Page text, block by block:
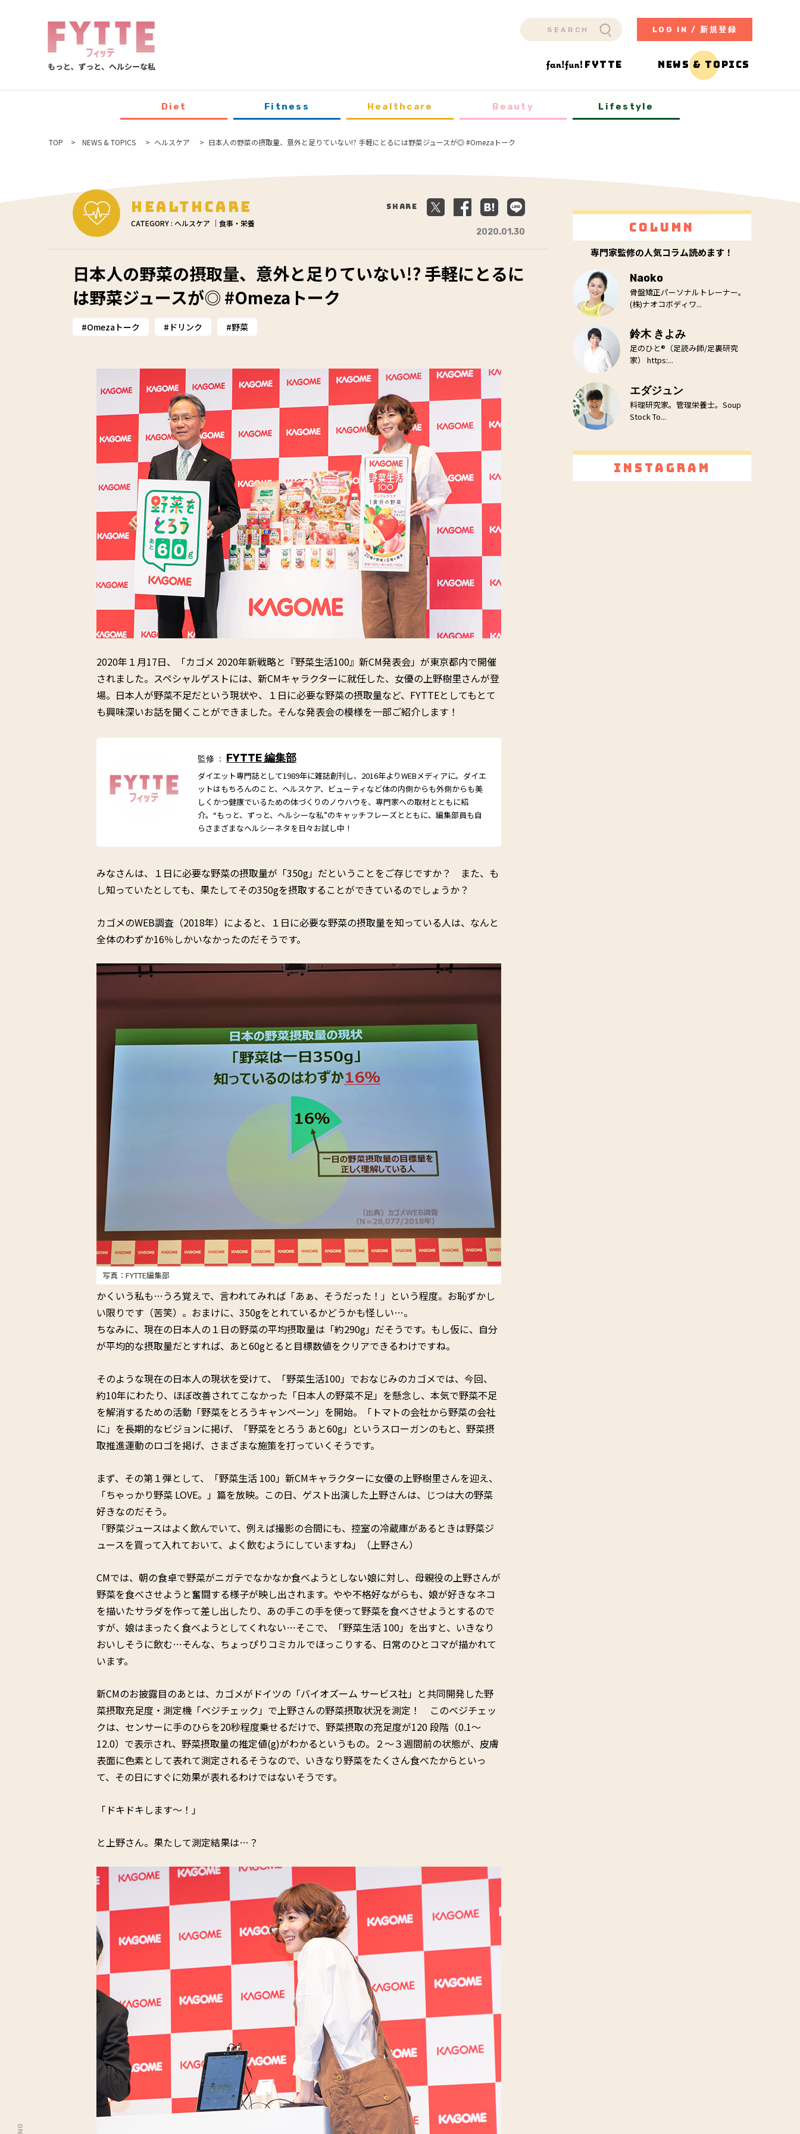
LOG IN / 新規登録
FYTTE NEWS & TOPICS
Diet Fitness Healthcare Beauty Lifestyle
TOP NEWS & TOPICS ヘルスケア 日本人の野菜の摂取量、意外と足りていない!? 手軽にとるには野菜ジュースが◎ #Omezaトーク
Healthcare
CATEGORY : ヘルスケア ｜食事・栄養
2020.01.30
日本人の野菜の摂取量、意外と足りていない!? 手軽にとるに
は野菜ジュースが◎ #Omezaトーク
Omezaトーク ドリンク 野菜
Share
2020年１月17日、「カゴメ 2020年新戦略と『野菜生活100』新CM発表会」が東京都内で開催
されました。スペシャルゲストには、新CMキャラクターに就任した、女優の上野樹里さんが登
場。日本人が野菜不足だという現状や、１日に必要な野菜の摂取量など、FYTTEとしてもとて
も興味深いお話を聞くことができました。そんな発表会の模様を一部ご紹介します！
監修 ： FYTTE 編集部
ダイエット専門誌として1989年に雑誌創刊し、2016年よりWEBメディアに。ダイエ
ットはもちろんのこと、ヘルスケア、ビューティなど体の内側からも外側からも美
しくかつ健康でいるための体づくりのノウハウを、専門家への取材とともに紹
介。“もっと、ずっと、ヘルシーな私”のキャッチフレーズとともに、編集部員も自
らさまざまなヘルシーネタを日々お試し中！
みなさんは、１日に必要な野菜の摂取量が「350g」だということをご存じですか？ また、も
し知っていたとしても、果たしてその350gを摂取することができているのでしょうか？
カゴメのWEB調査（2018年）によると、１日に必要な野菜の摂取量を知っている人は、なんと
全体のわずか16％しかいなかったのだそうです。
写真：FYTTE編集部
かくいう私も…うろ覚えで、言われてみれば「あぁ、そうだった！」という程度。お恥ずかし
い限りです（苦笑）。おまけに、350gをとれているかどうかも怪しい…。
ちなみに、現在の日本人の１日の野菜の平均摂取量は「約290g」だそうです。もし仮に、自分
が平均的な摂取量だとすれば、あと60gとると目標数値をクリアできるわけですね。
そのような現在の日本人の現状を受けて、「野菜生活100」でおなじみのカゴメでは、今回、
約10年にわたり、ほぼ改善されてこなかった「日本人の野菜不足」を懸念し、本気で野菜不足
を解消するための活動「野菜をとろうキャンペーン」を開始。「トマトの会社から野菜の会社
に」を長期的なビジョンに掲げ、「野菜をとろう あと60g」というスローガンのもと、野菜摂
取推進運動のロゴを掲げ、さまざまな施策を打っていくそうです。
まず、その第１弾として、「野菜生活 100」新CMキャラクターに女優の上野樹里さんを迎え、
「ちゃっかり野菜 LOVE。」篇を放映。この日、ゲスト出演した上野さんは、じつは大の野菜
好きなのだそう。
「野菜ジュースはよく飲んでいて、例えば撮影の合間にも、控室の冷蔵庫があるときは野菜ジ
ュースを買って入れておいて、よく飲むようにしていますね」（上野さん）
CMでは、朝の食卓で野菜がニガテでなかなか食べようとしない娘に対し、母親役の上野さんが
野菜を食べさせようと奮闘する様子が映し出されます。やや不格好ながらも、娘が好きなネコ
を描いたサラダを作って差し出したり、あの手この手を使って野菜を食べさせようとするので
すが、娘はまったく食べようとしてくれない…そこで、「野菜生活 100」を出すと、いきなり
おいしそうに飲む…そんな、ちょっぴりコミカルでほっこりする、日常のひとコマが描かれて
います。
新CMのお披露目のあとは、カゴメがドイツの「バイオズーム サービス社」と共同開発した野
菜摂取充足度・測定機「ベジチェック」で上野さんの野菜摂取状況を測定！ このベジチェッ
クは、センサーに手のひらを20秒程度乗せるだけで、野菜摂取の充足度が120 段階（0.1～
12.0）で表示され、野菜摂取量の推定値(g)がわかるというもの。２～３週間前の状態が、皮膚
表面に色素として表れて測定されるそうなので、いきなり野菜をたくさん食べたからといっ
て、その日にすぐに効果が表れるわけではないそうです。
「ドキドキします～！」
と上野さん。果たして測定結果は…？
Column
専門家監修の人気コラム読めます！
Naoko
骨盤矯正パーソナルトレーナー。
(株)ナオコボディワ...
鈴木 きよみ
足のひと®（足読み師/足裏研究
家） https:...
エダジュン
料理研究家。管理栄養士。Soup
Stock To...
Instagram